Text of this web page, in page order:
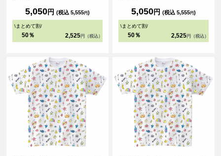
伸びにくく耐久性の高い、5.6オンス
生地のTシャツを使用。せっかくデザ
インした全面プリントも剥がれるこ
用しています。
5,050円 (税込 5,555円)
\まとめて割/
50％ 2,525 円（税込）
伸びにくく耐久性の高い、5.6オンス
生地のTシャツを使用。せっかくデザ
インした全面プリントも剥がれるこ
用しています。
5,050円 (税込 5,555円)
\まとめて割/
50％ 2,525 円（税込）